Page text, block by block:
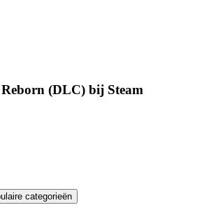
(DLC) bij Steam
categorieën